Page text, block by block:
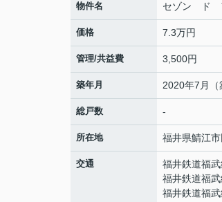
物件名 セゾン ド
価格 7.3万円
管理/共益費 3,500円
築年月 2020年7月（
総戸数 -
所在地 福井県鯖江市
交通 福井鉄道福武
福井鉄道福武
福井鉄道福武